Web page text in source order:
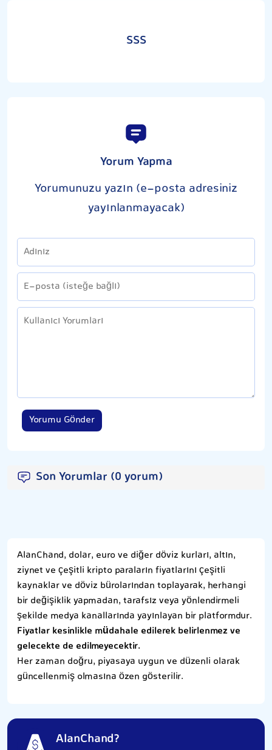
SSS
Yorum Yapma
Yorumunuzu yazın (e-posta adresiniz
yayınlanmayacak)
Yorumu Gönder
Son Yorumlar (0 yorum)
AlanChand, dolar, euro ve diğer döviz kurları, altın,
ziynet ve çeşitli kripto paraların fiyatlarını çeşitli
kaynaklar ve döviz bürolarından toplayarak, herhangi
bir değişiklik yapmadan, tarafsız veya yönlendirmeli
şekilde medya kanallarında yayınlayan bir platformdur.
Fiyatlar kesinlikle müdahale edilerek belirlenmez ve
gelecekte de edilmeyecektir.
Her zaman doğru, piyasaya uygun ve düzenli olarak
güncellenmiş olmasına özen gösterilir.
AlanChand?